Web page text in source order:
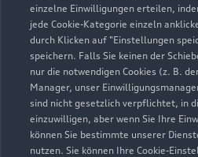
einzelne Einwilligungen erteilen,
jede Cookie-Kategorie einzeln
durch Klicken auf "Einstellungen
speichern. Falls Sie keinen der
nur die notwendigen Cookies (z. B.
Manager, unser
sind nicht gesetzlich verpflichtet, in
einzuwilligen, aber wenn Sie Ihre
können Sie bestimmte unserer
nutzen. Sie können Ihre Cookie-
post@autohaus-
Kontaktdaten
Öffnungszeiten